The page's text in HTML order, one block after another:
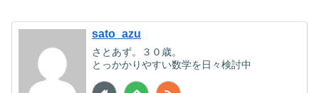
sato_azu
さとあず。３０歳。
とっかかりやすい数学を日々検討中